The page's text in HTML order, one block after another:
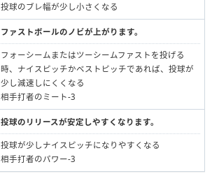
投球のブレ幅が少し小さくなる
ファストボールのノビが上がります。
フォーシームまたはツーシームファストを投げる
時、ナイスピッチかベストピッチであれば、投球が
少し減速しにくくなる
相手打者のミート-3
投球のリリースが安定しやすくなります。
投球が少しナイスピッチになりやすくなる
相手打者のパワー-3